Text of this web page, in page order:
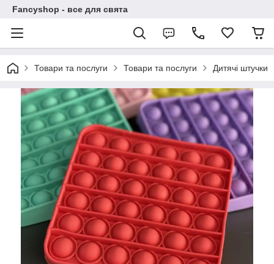
Fancyshop - все для свята
Товари та послуги Товари та послуги Дитячі штучки